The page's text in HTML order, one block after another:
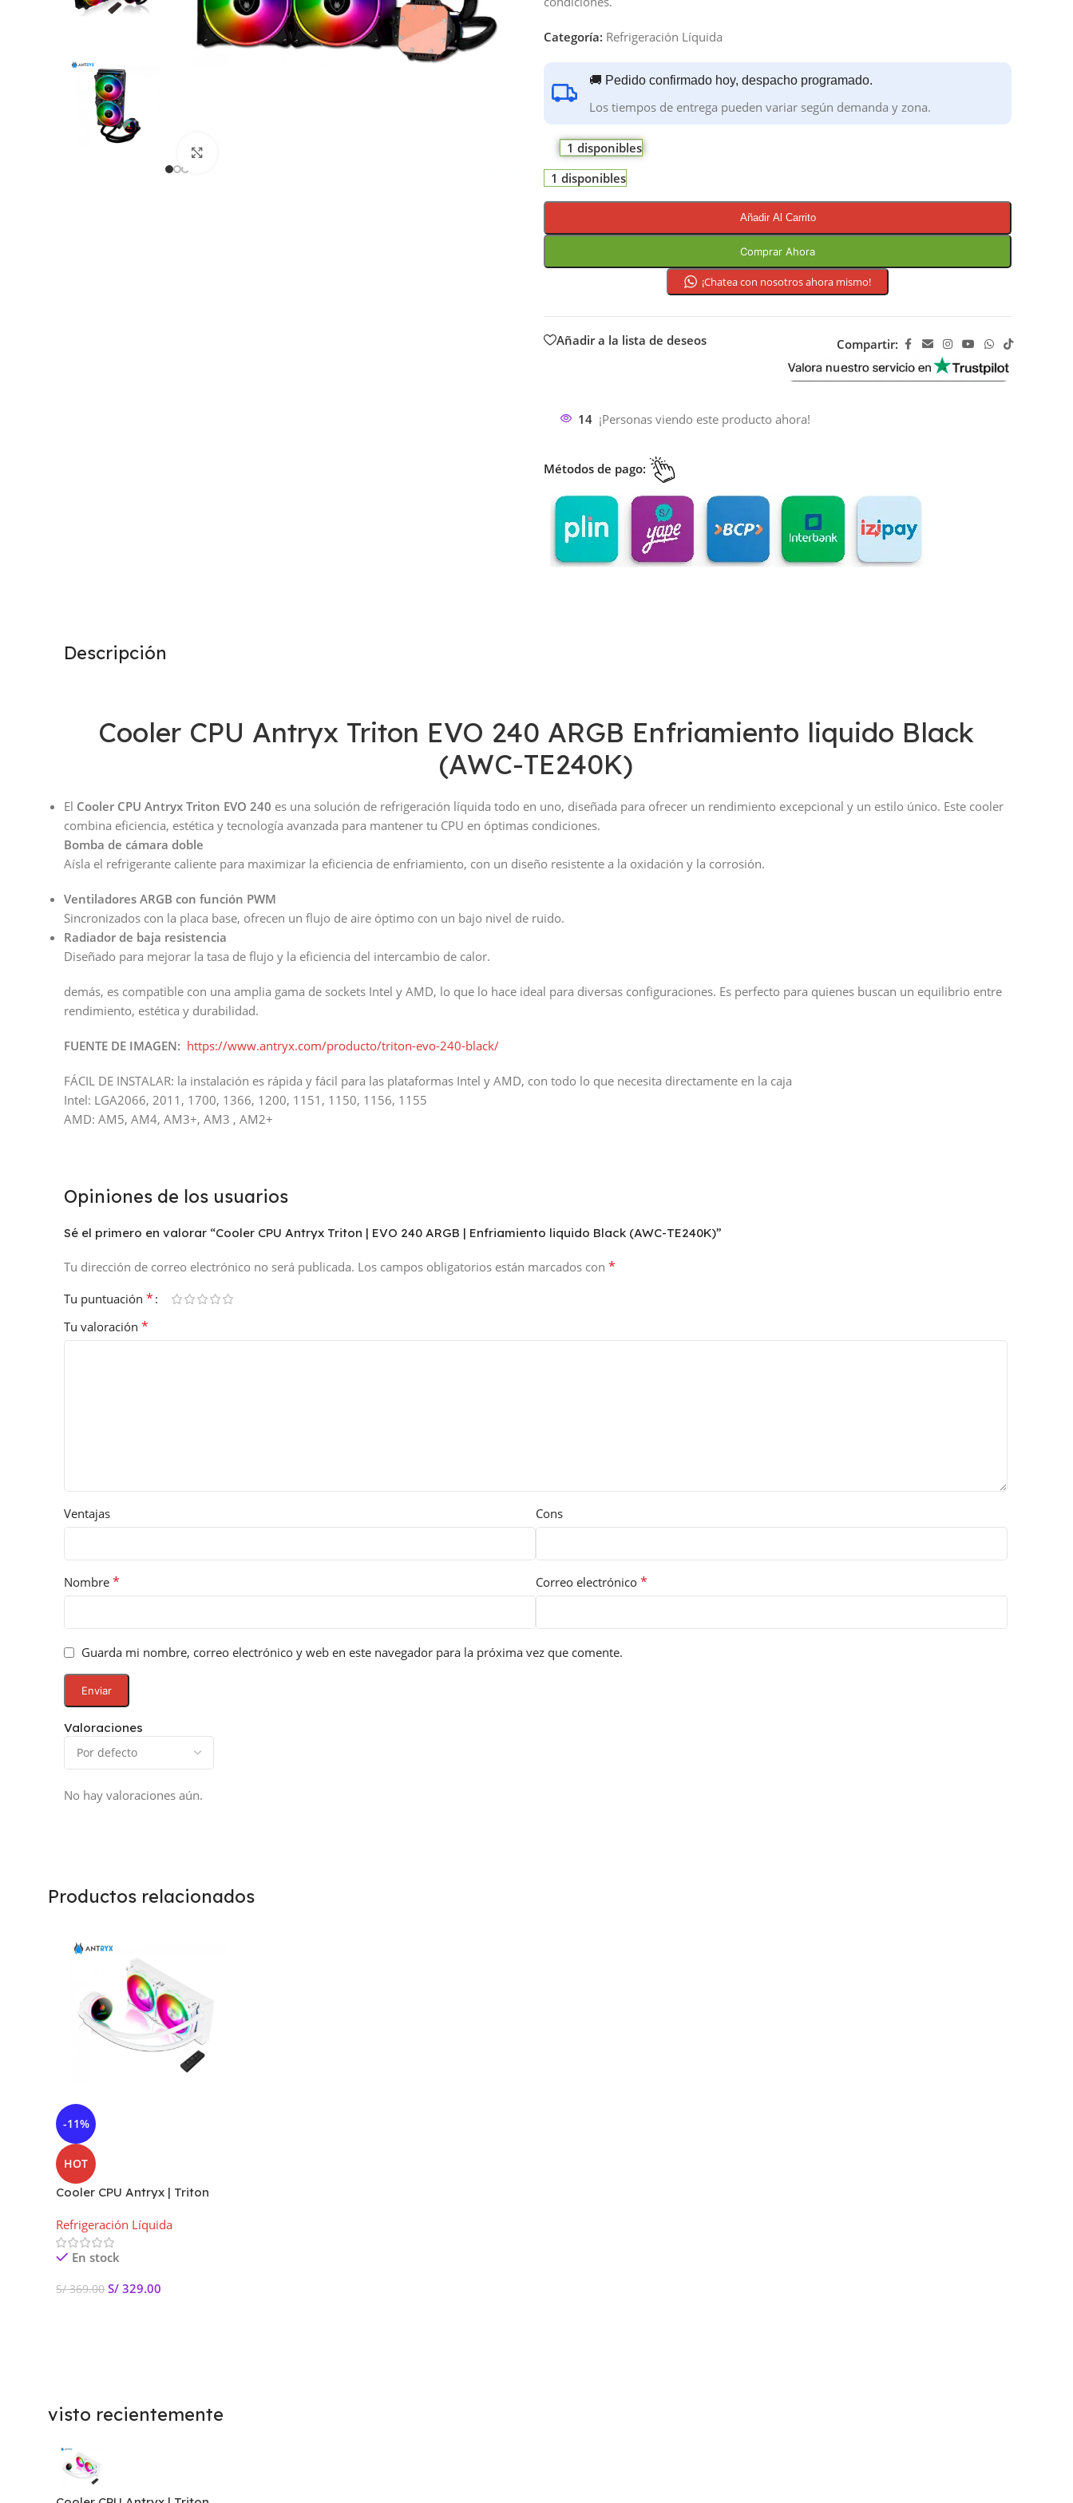
Categoría: Refrigeración Líquida
🚚 Pedido confirmado hoy, despacho programado.
Los tiempos de entrega pueden variar según demanda y zona.
1 disponibles
1 disponibles
Añadir Al Carrito
Comprar Ahora
¡Chatea con nosotros ahora mismo!
Añadir a la lista de deseos Compartir:
14 ¡Personas viendo este producto ahora!
Métodos de pago:
Descripción
Cooler CPU Antryx Triton EVO 240 ARGB Enfriamiento liquido Black
(AWC-TE240K)
El Cooler CPU Antryx Triton EVO 240 es una solución de refrigeración líquida todo en uno, diseñada para ofrecer un rendimiento excepcional y un estilo único. Este cooler
combina eficiencia, estética y tecnología avanzada para mantener tu CPU en óptimas condiciones.
Bomba de cámara doble
Aísla el refrigerante caliente para maximizar la eficiencia de enfriamiento, con un diseño resistente a la oxidación y la corrosión.
Ventiladores ARGB con función PWM
Sincronizados con la placa base, ofrecen un flujo de aire óptimo con un bajo nivel de ruido.
Radiador de baja resistencia
Diseñado para mejorar la tasa de flujo y la eficiencia del intercambio de calor.
demás, es compatible con una amplia gama de sockets Intel y AMD, lo que lo hace ideal para diversas configuraciones. Es perfecto para quienes buscan un equilibrio entre
rendimiento, estética y durabilidad.
FUENTE DE IMAGEN: https://www.antryx.com/producto/triton-evo-240-black/
FÁCIL DE INSTALAR: la instalación es rápida y fácil para las plataformas Intel y AMD, con todo lo que necesita directamente en la caja
Intel: LGA2066, 2011, 1700, 1366, 1200, 1151, 1150, 1156, 1155
AMD: AM5, AM4, AM3+, AM3 , AM2+
Opiniones de los usuarios
Valoraciones
No hay valoraciones aún.
Sé el primero en valorar “Cooler CPU Antryx Triton | EVO 240 ARGB | Enfriamiento liquido Black (AWC-TE240K)”
Tu dirección de correo electrónico no será publicada. Los campos obligatorios están marcados con *
Tu puntuación *
Tu valoración *
Ventajas Cons
Nombre * Correo electrónico *
Guarda mi nombre, correo electrónico y web en este navegador para la próxima vez que comente.
Productos relacionados
-11%
HOT
Cooler CPU Antryx | Triton
liquido White (AWC-TE240W)
Refrigeración Líquida
En stock
S/369.00 S/ 329.00
visto recientemente